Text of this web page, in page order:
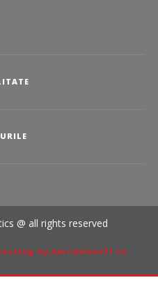
@ all rights reserved
by amcwebsoft.ro